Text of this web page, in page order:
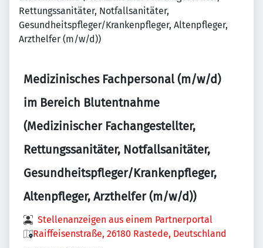
Rettungssanitäter, Notfallsanitäter,
Gesundheitspfleger/Krankenpfleger, Altenpfleger,
Arzthelfer (m/w/d))
Medizinisches Fachpersonal (m/w/d)
im Bereich Blutentnahme
(Medizinischer Fachangestellter,
Rettungssanitäter, Notfallsanitäter,
Gesundheitspfleger/Krankenpfleger,
Altenpfleger, Arzthelfer (m/w/d))
Stellenanzeigen aus einem Partnerportal
Raiffeisenstraße, 26180 Rastede, Deutschland